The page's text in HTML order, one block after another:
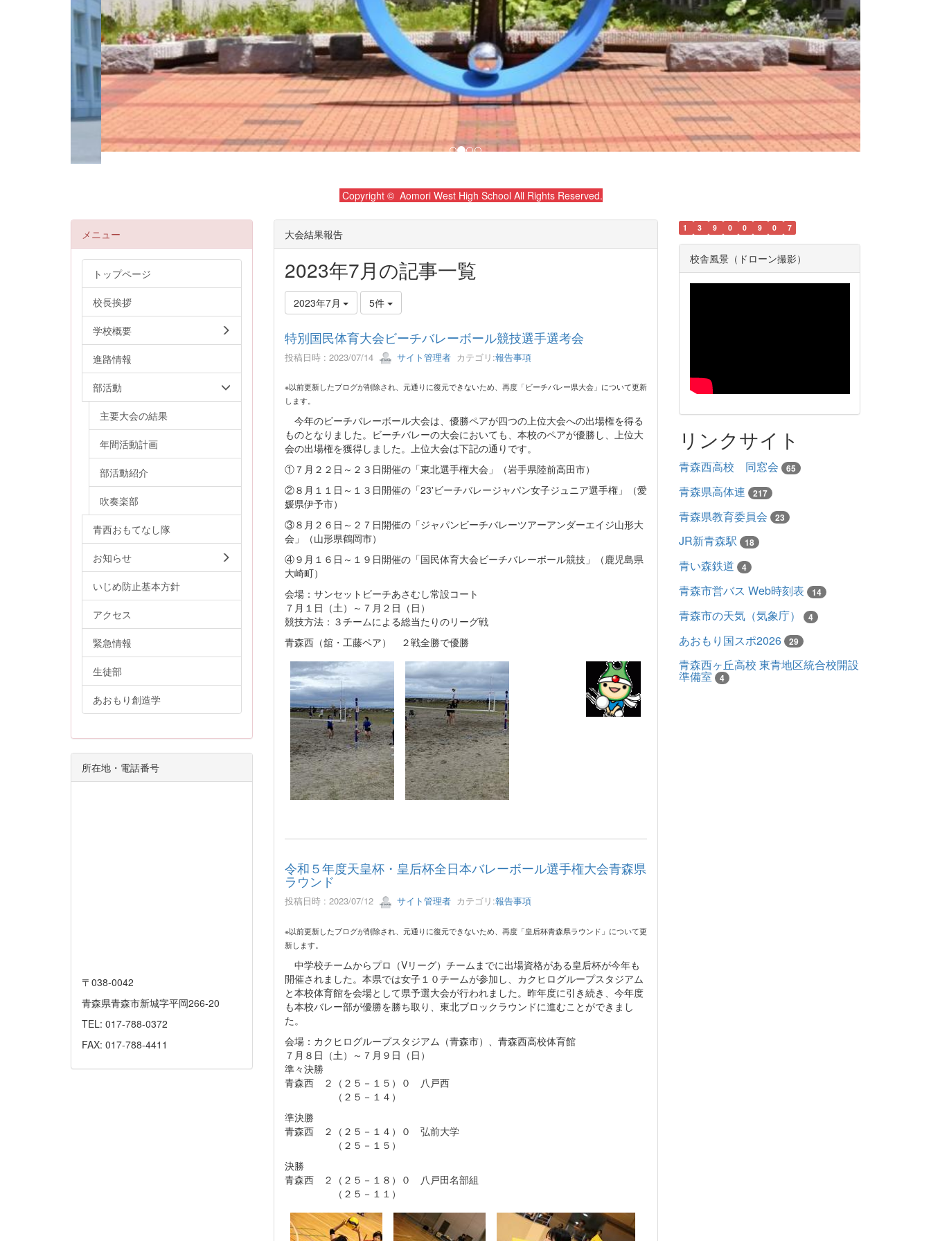
Copyright © Aomori West High School All Rights Reserved.
大会結果報告
2023年7月の記事一覧
2023年7月 5件
特別国民体育大会ビーチバレーボール競技選手選考会
投稿日時 : 2023/07/14 サイト管理者カテゴリ:報告事項
※以前更新したブログが削除され、元通りに復元できないため、再度「ビーチバレー県大会」について更新
します。
今年のビーチバレーボール大会は、優勝ペアが四つの上位大会への出場権を得る
ものとなりました。ビーチバレーの大会においても、本校のペアが優勝し、上位大
会の出場権を獲得しました。上位大会は下記の通りです。
①７月２２日～２３日開催の「東北選手権大会」（岩手県陸前高田市）
②８月１１日～１３日開催の「23'ビーチバレージャパン女子ジュニア選手権」（愛
媛県伊予市）
③８月２６日～２７日開催の「ジャパンビーチバレーツアーアンダーエイジ山形大
会」（山形県鶴岡市）
④９月１６日～１９日開催の「国民体育大会ビーチバレーボール競技」（鹿児島県
大崎町）
会場：サンセットビーチあさむし常設コート
７月１日（土）～７月２日（日）
競技方法：３チームによる総当たりのリーグ戦
青森西（舘・工藤ペア） ２戦全勝で優勝
令和５年度天皇杯・皇后杯全日本バレーボール選手権大会青森県
ラウンド
投稿日時 : 2023/07/12 サイト管理者カテゴリ:報告事項
※以前更新したブログが削除され、元通りに復元できないため、再度「皇后杯青森県ラウンド」について更
新します。
中学校チームからプロ（Vリーグ）チームまでに出場資格がある皇后杯が今年も
開催されました。本県では女子１０チームが参加し、カクヒログループスタジアム
と本校体育館を会場として県予選大会が行われました。昨年度に引き続き、今年度
も本校バレー部が優勝を勝ち取り、東北ブロックラウンドに進むことができまし
た。
会場：カクヒログループスタジアム（青森市）、青森西高校体育館
７月８日（土）～７月９日（日）
準々決勝
青森西 ２（２５－１５）０ 八戸西
（２５－１４）
準決勝
青森西 ２（２５－１４）０ 弘前大学
（２５－１５）
決勝
青森西 ２（２５－１８）０ 八戸田名部組
（２５－１１）
メニュー
トップページ
校長挨拶
学校概要
進路情報
部活動
主要大会の結果
年間活動計画
部活動紹介
吹奏楽部
青西おもてなし隊
お知らせ
いじめ防止基本方針
アクセス
緊急情報
生徒部
あおもり創造学
所在地・電話番号
〒038-0042
青森県青森市新城字平岡266-20
TEL: 017-788-0372
FAX: 017-788-4411
1 3 9 0 0 9 0 7
校舎風景（ドローン撮影）
リンクサイト
青森西高校 同窓会 65
青森県高体連 217
青森県教育委員会 23
JR新青森駅 18
青い森鉄道 4
青森市営バス Web時刻表 14
青森市の天気（気象庁） 4
あおもり国スポ2026 29
青森西ヶ丘高校 東青地区統合校開設
準備室 4